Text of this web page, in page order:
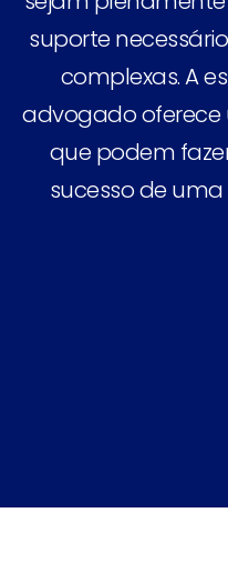
suporte
complexas. A
advogado oferece
que podem
sucesso de